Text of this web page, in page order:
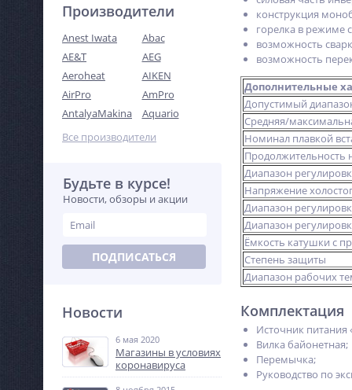
Производители
Anest Iwata
Abac
AE&T
AEG
Aeroheat
AIKEN
AirPro
AmPro
AntalyaMakina
Aquario
Все производители
Будьте в курсе!
Новости, обзоры и акции
ПОДПИСАТЬСЯ
Новости
6 мая 2020
Магазины в условиях
коронавируса
конструкция
горелка в режиме
возможность
возможность
Дополнительные
Допустимый
Средняя/
Номинал плавкой
Продолжительность
Диапазон
Напряжение
Диапазон
Диапазон
Ёмкость катушки с
Степень защиты
Диапазон рабочих
Комплектация
Источник питания
Вилка байонетная;
Перемычка;
Руководство по